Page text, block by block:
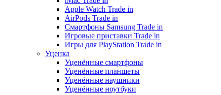
Apple Watch Trade in
AirPods Trade in
Смартфоны Samsung Trade in
Игровые приставки Trade in
Игры для PlayStation Trade in
Уценка
Уценённые смартфоны
Уценённые планшеты
Уценённые наушники
Уценённые ноутбуки